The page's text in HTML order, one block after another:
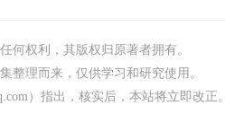
何权利，其版权归原著者拥有。
整理而来，仅供学习和研究使用。
）指出，核实后，本站将立即改正。